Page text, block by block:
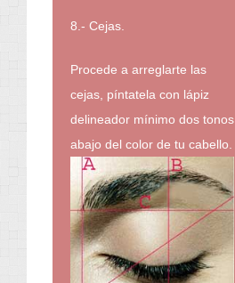
8.- Cejas.
Procede a arreglarte las
cejas, píntatela con lápiz
delineador mínimo dos tonos
abajo del color de tu cabello.